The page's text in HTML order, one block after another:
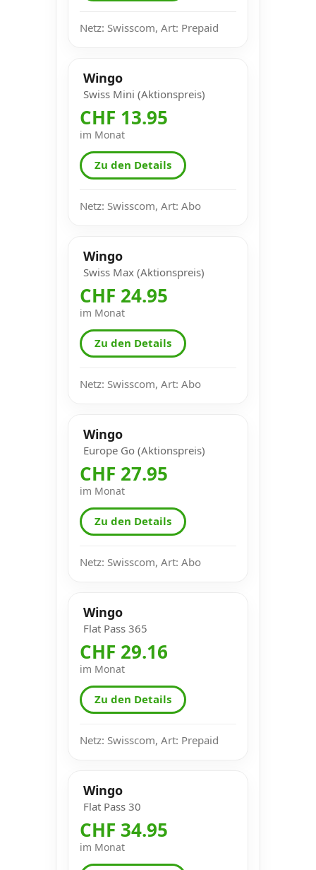
Netz: Swisscom, Art: Prepaid
Wingo
Swiss Mini (Aktionspreis)
CHF 13.95
im Monat
Zu den Details
Netz: Swisscom, Art: Abo
Wingo
Swiss Max (Aktionspreis)
CHF 24.95
im Monat
Zu den Details
Netz: Swisscom, Art: Abo
Wingo
Europe Go (Aktionspreis)
CHF 27.95
im Monat
Zu den Details
Netz: Swisscom, Art: Abo
Wingo
Flat Pass 365
CHF 29.16
im Monat
Zu den Details
Netz: Swisscom, Art: Prepaid
Wingo
Flat Pass 30
CHF 34.95
im Monat